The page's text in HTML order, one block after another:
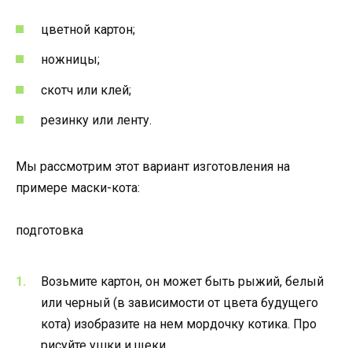
цветной картон;
ножницы;
скотч или клей;
резинку или ленту.
Мы рассмотрим этот вариант изготовления на
примере маски-кота:
подготовка
Возьмите картон, он может быть рыжий, белый
или черный (в зависимости от цвета будущего
кота) изобразите на нем мордочку котика. Про